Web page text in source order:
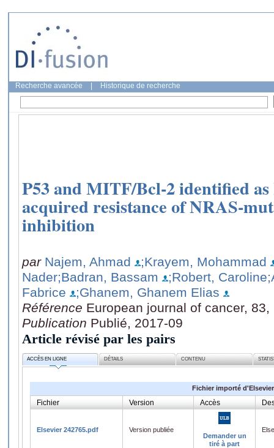
Recherche avancée Historique de recherche
P53 and MITF/Bcl-2 identified as
acquired resistance of NRAS-
inhibition
par Najem, Ahmad
;Krayem, Mohammad
Nader;Badran, Bassam ;Robert, Caroline
Fabrice
;Ghanem, Ghanem Elias
Référence European journal of cancer,
Publication Publié, 2017-09
Article révisé par les pairs
ACCÈS EN LIGNE DÉTAILS CONTENU
Fichier importé d'Elsevier
Fichier Version Accès
Elsevier 242765.pdf
Version publiée
Demander un
tiré à part